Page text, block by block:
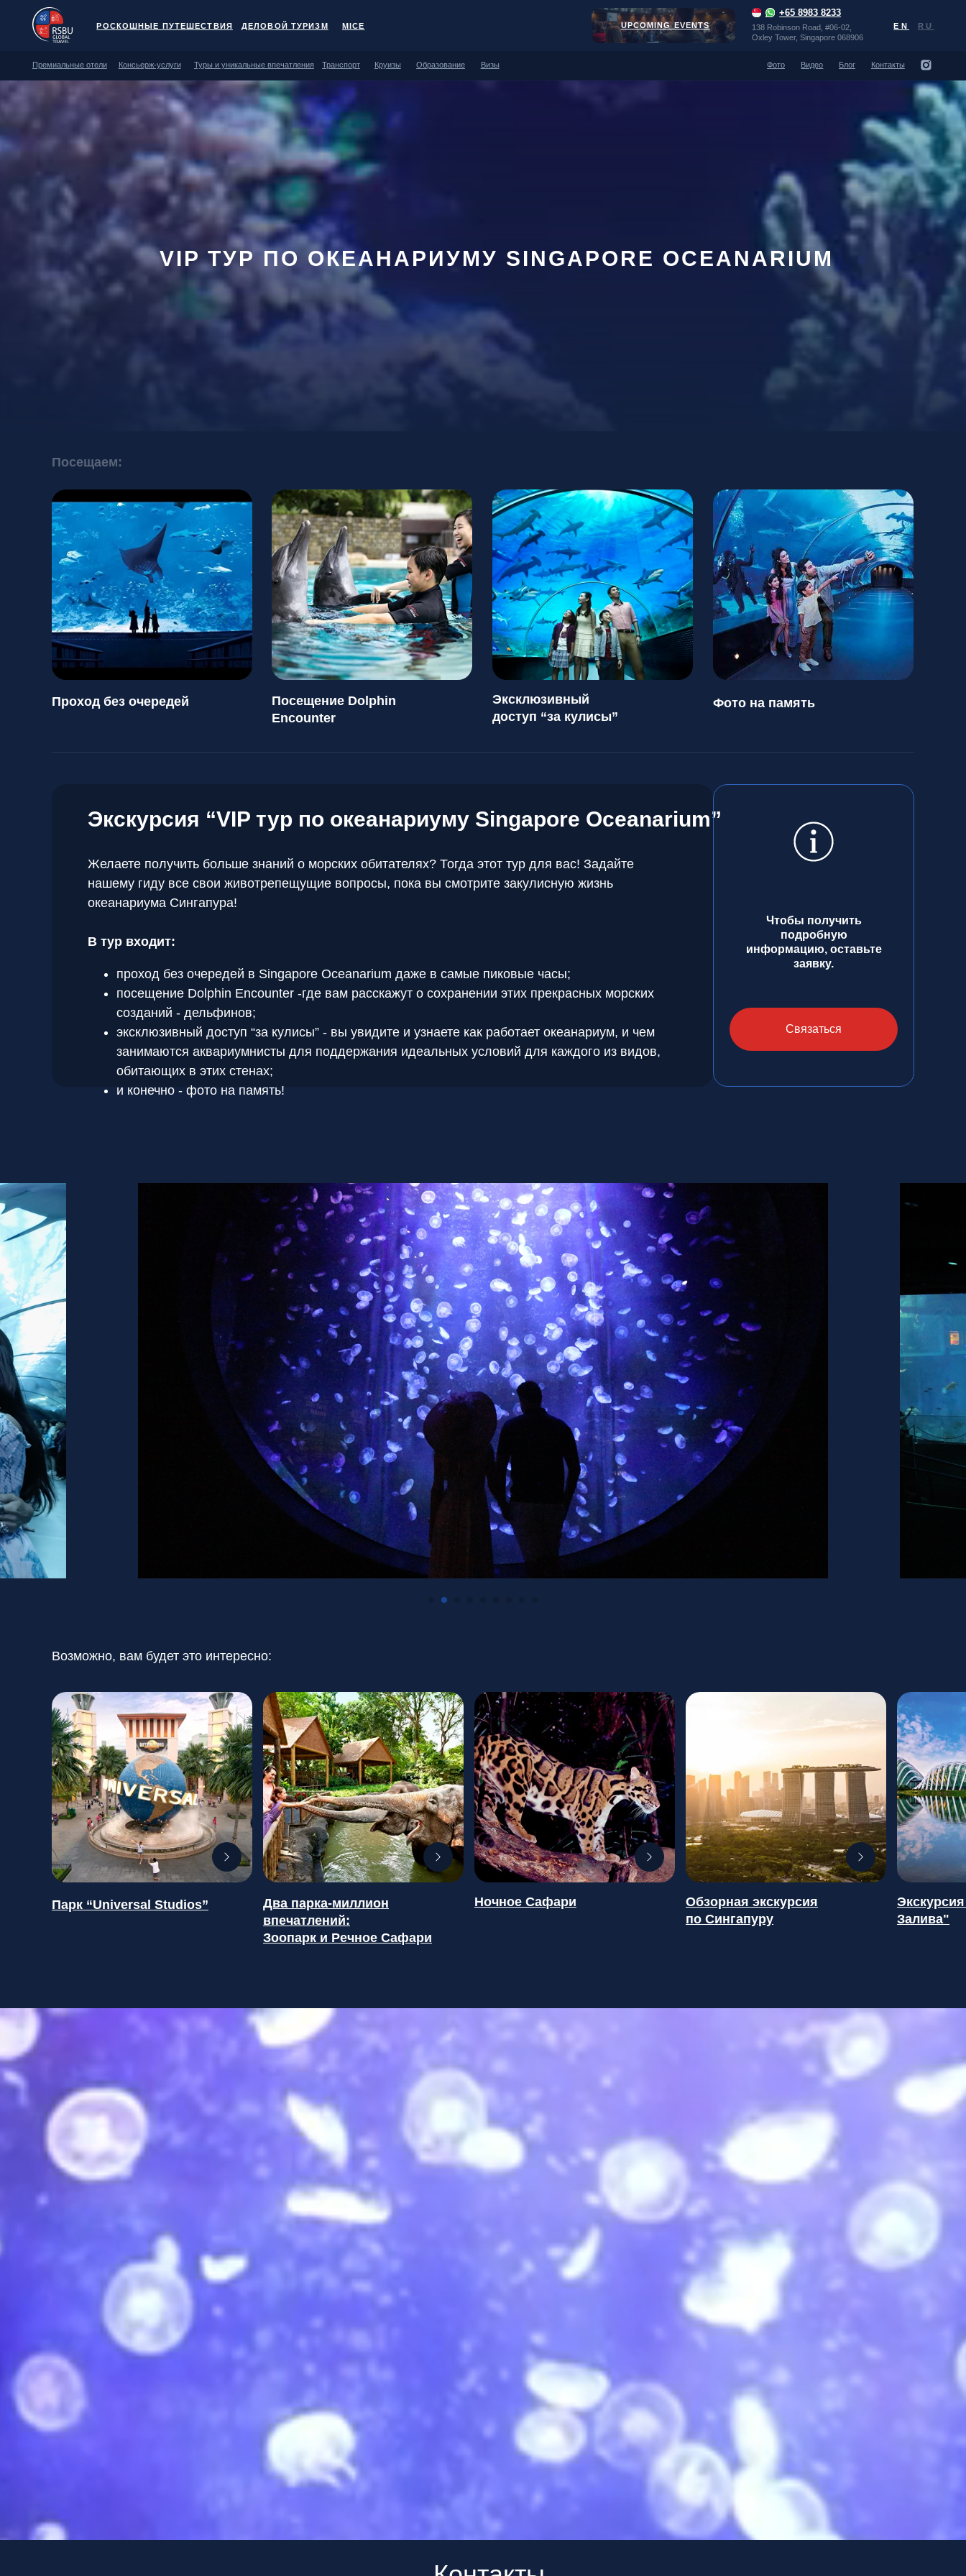
RU
EN
+65 8983 8233
138 Robinson Road, #06-02,
Oxley Tower, Singapore 068906
MICE
ДЕЛОВОЙ ТУРИЗМ
РОСКОШНЫЕ ПУТЕШЕСТВИЯ UPCOMING EVENTS
VIP ТУР ПО ОКЕАНАРИУМУ SINGAPORE OCEANARIUM
Посещаем:
Фото на память
Проход без очередей
Посещение Dolphin
Encounter
Эксклюзивный
доступ “за кулисы”
Желаете получить больше знаний о морских обитателях? Тогда этот тур для вас! Задайте
нашему гиду все свои животрепещущие вопросы, пока вы смотрите закулисную жизнь
океанариума Сингапура!
В тур входит:
проход без очередей в Singapore Oceanarium даже в самые пиковые часы;
посещение Dolphin Encounter -где вам расскажут о сохранении этих прекрасных морских
созданий - дельфинов;
эксклюзивный доступ “за кулисы” - вы увидите и узнаете как работает океанариум, и чем
занимаются аквариумнисты для поддержания идеальных условий для каждого из видов,
обитающих в этих стенах;
и конечно - фото на память!
Экскурсия “VIP тур по океанариуму Singapore Oceanarium”
Чтобы получить
подробную
информацию, оставьте
заявку.
Связаться
Возможно, вам будет это интересно:
Залива"
Два парка-миллион
впечатлений:
Зоопарк и Речное Сафари
Парк “Universal Studios”
Обзорная экскурсия
по Сингапуру
Ночное Сафари
Контакты
Адрес
138 Robinson Road, #06-02,
Oxley Tower, Singapore 068906
T&C
Privacy Policy